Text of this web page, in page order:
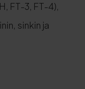
FT-3, FT-4),
sinkin ja